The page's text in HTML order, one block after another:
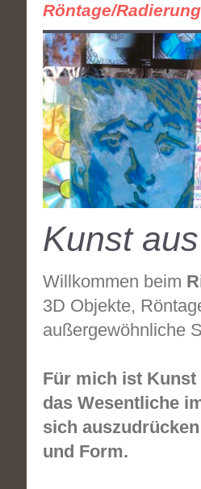
Röntage/Radierung
Kunst
Willkommen beim
3D Objekte,
außergewöhnliche
Für mich ist Kunst
das Wesentliche
sich
und Form.